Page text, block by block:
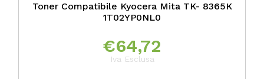
Toner Compatibile Kyocera Mita TK- 8365K
1T02YP0NL0
€64,72
Iva Esclusa